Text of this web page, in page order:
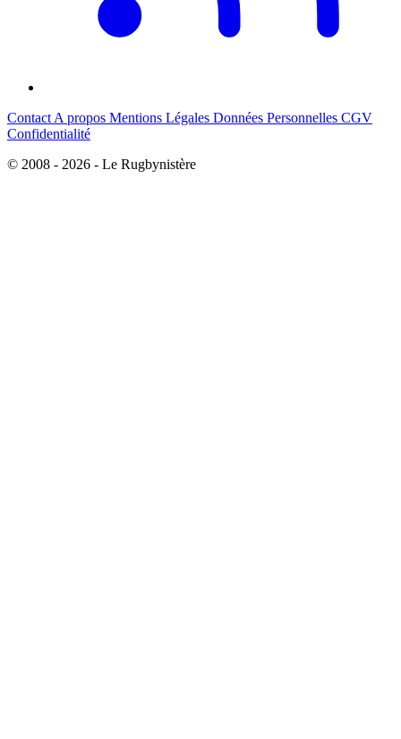
Contact A propos Mentions Légales Données Personnelles CGV
Confidentialité
© 2008 - 2026 - Le Rugbynistère